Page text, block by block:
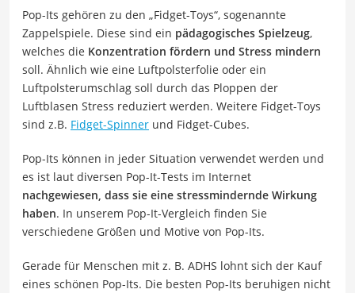
Pop-Its gehören zu den „Fidget-Toys“, sogenannte
Zappelspiele. Diese sind ein pädagogisches Spielzeug,
welches die Konzentration fördern und Stress mindern
soll. Ähnlich wie eine Luftpolsterfolie oder ein
Luftpolsterumschlag soll durch das Ploppen der
Luftblasen Stress reduziert werden. Weitere Fidget-Toys
sind z.B. Fidget-Spinner und Fidget-Cubes.
Pop-Its können in jeder Situation verwendet werden und
es ist laut diversen Pop-It-Tests im Internet
nachgewiesen, dass sie eine stressmindernde Wirkung
haben. In unserem Pop-It-Vergleich finden Sie
verschiedene Größen und Motive von Pop-Its.
Gerade für Menschen mit z. B. ADHS lohnt sich der Kauf
eines schönen Pop-Its. Die besten Pop-Its beruhigen nicht